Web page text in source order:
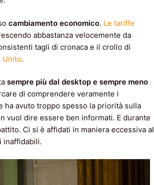
cambiamento economico. Le tariffe
abbastanza velocemente da
tagli di cronaca e il crollo di
Unito.
sempre più dal desktop e sempre meno
di comprendere veramente i
ha avuto troppo spesso la priorità sulla
vuol dire essere ben informati. E durante
Ci si è affidati in maniera eccessiva al
inaffidabili.